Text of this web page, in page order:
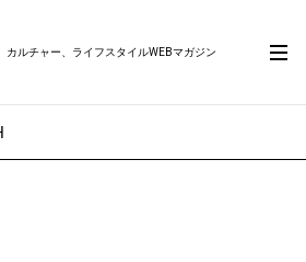
カルチャー、ライフスタイルWEBマガジン
JOURNAL